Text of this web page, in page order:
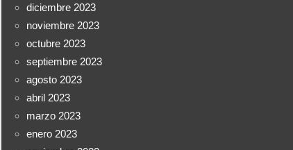
diciembre 2023
noviembre 2023
octubre 2023
septiembre 2023
agosto 2023
abril 2023
marzo 2023
enero 2023